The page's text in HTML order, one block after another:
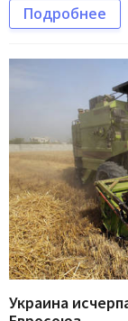
Подробнее
Украина